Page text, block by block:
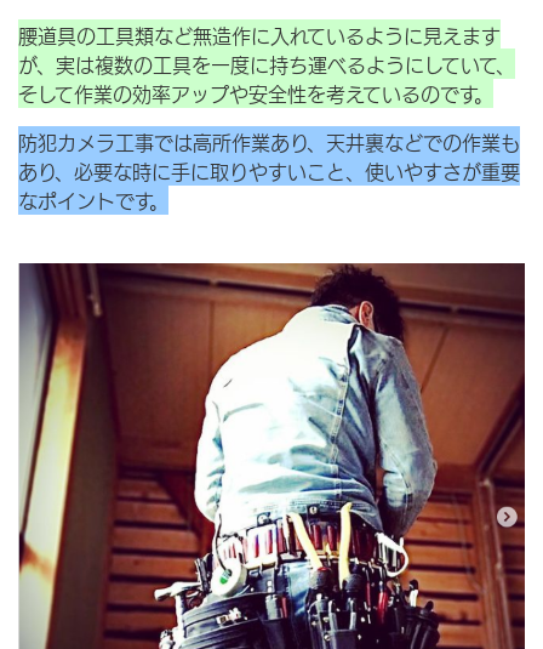
腰道具の工具類など無造作に入れているように見えます
が、実は複数の工具を一度に持ち運べるようにしていて、
そして作業の効率アップや安全性を考えているのです。
防犯カメラ工事では高所作業あり、天井裏などでの作業も
あり、必要な時に手に取りやすいこと、使いやすさが重要
なポイントです。